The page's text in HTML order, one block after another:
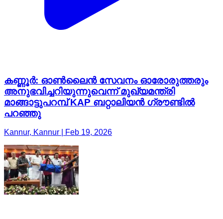
കണ്ണൂർ: ഓൺലൈൻ സേവനം ഓരോരുത്തരും
അനുഭവിച്ചറിയുന്നുവെന്ന് മുഖ്യമന്ത്രി
മാങ്ങാട്ടുപറമ്പ് KAP ബറ്റാലിയൻ ഗ്രൗണ്ടിൽ
പറഞ്ഞു
Kannur, Kannur | Feb 19, 2026